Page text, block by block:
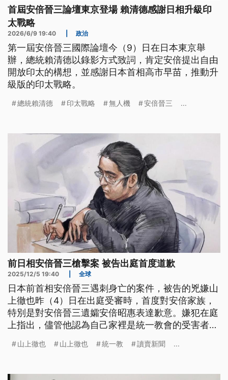
首屆安倍晉三論壇東京登場 賴清德感謝日相升級印
太戰略
2026/6/9 19:40 政治
第一屆安倍晉三國際論壇今（9）日在日本東京舉
辦，總統賴清德以錄影方式致詞，肯定安倍提出自由
開放印太的構想，並感謝日本首相高市早苗，推動升
級版的印太戰略。
總統賴清德 印太戰略 無人機 安倍晉三 ...
前日相安倍晉三槍擊案 被告出庭首度道歉
2025/12/5 19:40 全球
日本前首相安倍晉三遇刺身亡的案件，被告的兇嫌山
上徹也昨（4）日在出庭受審時，首度對安倍家族，
特別是對安倍晉三遺孀安倍昭惠表達歉意。嫌犯在庭
上指出，儘管他認為自己家裡是統一教會的受害者，
本身並沒有恨意，而自己行兇的行為沒有任何辯解餘
山上徹也 山上徹也 統一教 讀賣新聞 ...